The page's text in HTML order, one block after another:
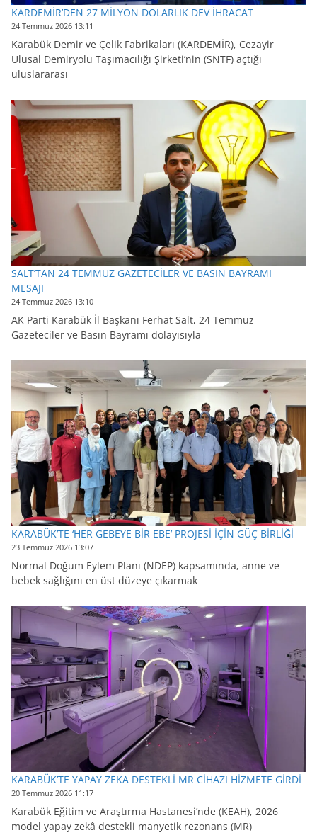
KARDEMİR’DEN 27 MİLYON DOLARLIK DEV İHRACAT
24 Temmuz 2026 13:11
Karabük Demir ve Çelik Fabrikaları (KARDEMİR), Cezayir
Ulusal Demiryolu Taşımacılığı Şirketi’nin (SNTF) açtığı
uluslararası
SALT’TAN 24 TEMMUZ GAZETECİLER VE BASIN BAYRAMI
MESAJI
24 Temmuz 2026 13:10
AK Parti Karabük İl Başkanı Ferhat Salt, 24 Temmuz
Gazeteciler ve Basın Bayramı dolayısıyla
KARABÜK’TE ‘HER GEBEYE BİR EBE’ PROJESİ İÇİN GÜÇ BİRLİĞİ
23 Temmuz 2026 13:07
Normal Doğum Eylem Planı (NDEP) kapsamında, anne ve
bebek sağlığını en üst düzeye çıkarmak
KARABÜK’TE YAPAY ZEKA DESTEKLİ MR CİHAZI HİZMETE GİRDİ
20 Temmuz 2026 11:17
Karabük Eğitim ve Araştırma Hastanesi’nde (KEAH), 2026
model yapay zekâ destekli manyetik rezonans (MR)